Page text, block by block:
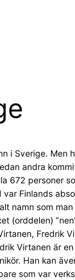
i Sverige.
andra
672 personer
Finlands
namn som
(orddelen)
Fredrik
Virtanen är
Han kan
som var